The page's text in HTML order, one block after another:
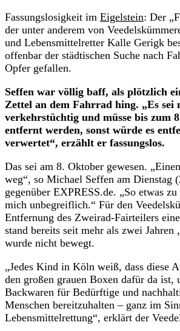
Fassungslosigkeit im Eigelstein: Der
der unter anderem von
und Lebensmittelretter Kalle Gerigk
offenbar der städtischen Suche nach
Opfer gefallen.
Seffen war völlig baff, als plötzlich
Zettel an dem Fahrrad hing. „Es sei
verkehrstüchtig und müsse bis zum
entfernt werden, sonst würde es
verwertet“, erzählt er fassungslos.
Das sei am 8. Oktober gewesen.
weg“, so Michael Seffen am Dienstag
gegenüber EXPRESS.de. „So etwas
mich unbegreiflich.“ Für den
Entfernung des Zweirad-Fairteilers
stand bereits seit mehr als zwei Jahren
wurde nicht bewegt.
„Jedes Kind in Köln weiß, dass diese
den großen grauen Boxen dafür da ist,
Backwaren für Bedürftige und
Menschen bereitzuhalten – ganz im
Lebensmittelrettung“, erklärt der